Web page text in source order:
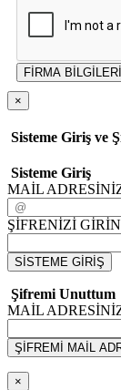
FİRMA
×
Sisteme Giriş ve
Sisteme Giriş
MAİL
ŞİFRENİZİ
SİSTEME GİRİŞ
Şifremi Unuttum
MAİL
ŞİFREMİ MAİL
×